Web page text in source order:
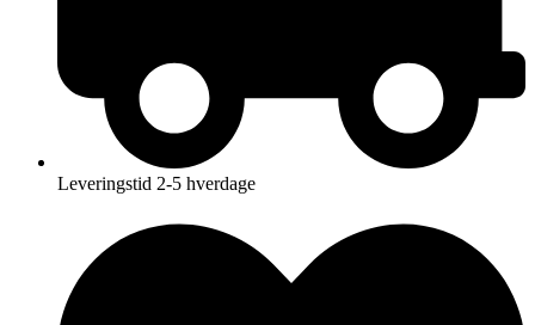
Leveringstid 2-5 hverdage